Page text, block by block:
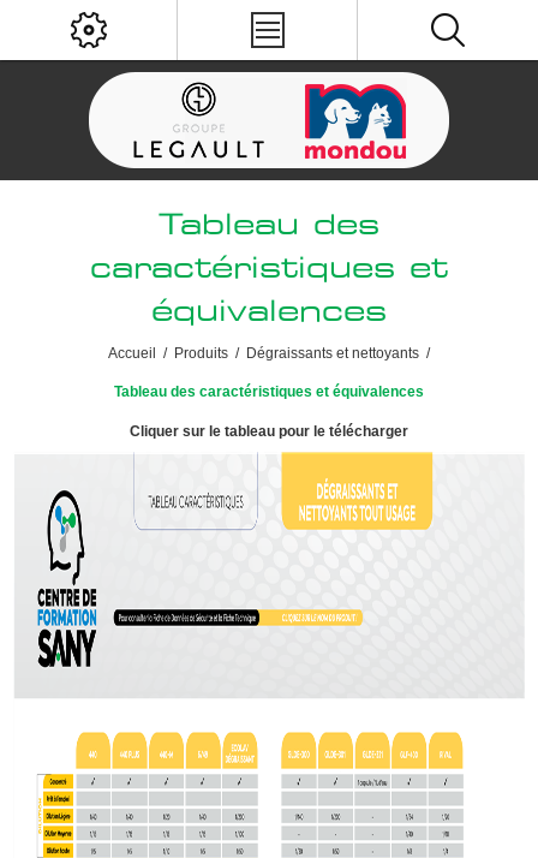
Tableau des
caractéristiques et
équivalences
Accueil / Produits / Dégraissants et nettoyants /
Tableau des caractéristiques et équivalences
Cliquer sur le tableau pour le télécharger